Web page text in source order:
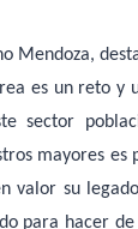
Mendoza,
es un reto y
sector
mayores es
valor su
para hacer